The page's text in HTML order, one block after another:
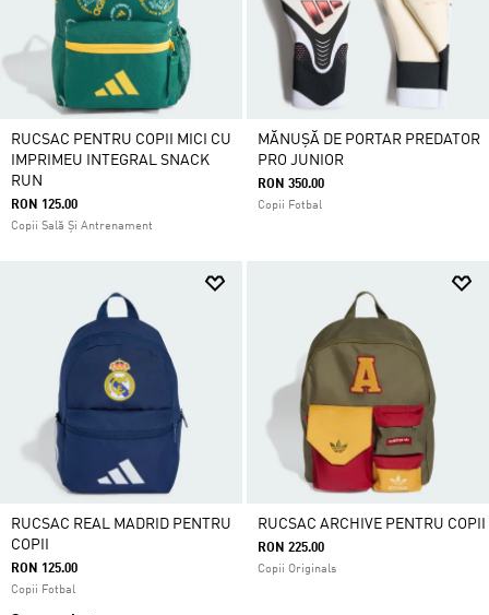
RUCSAC PENTRU COPII MICI CU
IMPRIMEU INTEGRAL SNACK
RUN
RON 125.00
Copii Sală Și Antrenament
MĂNUȘĂ DE PORTAR PREDATOR
PRO JUNIOR
RON 350.00
Copii Fotbal
RUCSAC REAL MADRID PENTRU
COPII
RON 125.00
Copii Fotbal
RUCSAC ARCHIVE PENTRU COPII
RON 225.00
Copii Originals